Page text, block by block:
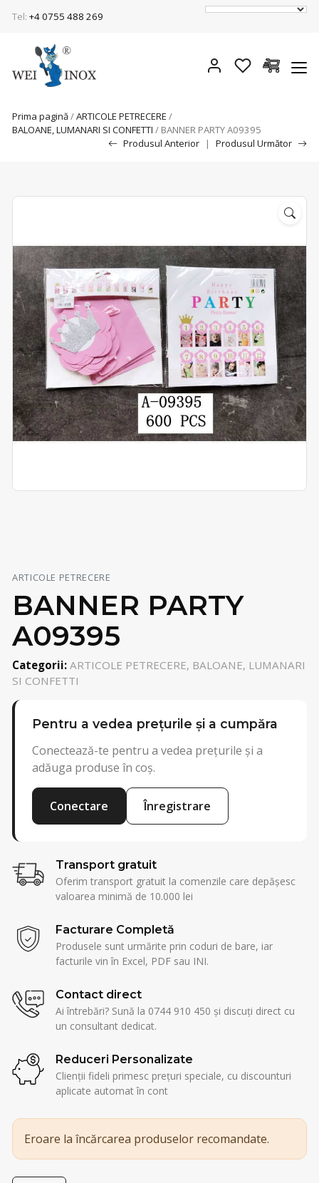
Tel: +4 0755 488 269
Prima pagină/ARTICOLE PETRECERE /
BALOANE, LUMANARI SI CONFETTI / BANNER PARTY A09395
Produsul Anterior
| Produsul Următor
ARTICOLE PETRECERE
BANNER PARTY
A09395
Categorii: ARTICOLE PETRECERE, BALOANE, LUMANARI
SI CONFETTI
Pentru a vedea prețurile și a cumpăra
Conectează-te pentru a vedea prețurile și a
adăuga produse în coș.
Conectare Înregistrare
Transport gratuit
Oferim transport gratuit la comenzile care depășesc
valoarea minimă de 10.000 lei
Facturare Completă
Produsele sunt urmărite prin coduri de bare, iar
facturile vin în Excel, PDF sau INI.
Contact direct
Ai întrebări? Sună la 0744 910 450 și discuți direct cu
un consultant dedicat.
Reduceri Personalizate
Clienții fideli primesc prețuri speciale, cu discounturi
aplicate automat în cont
Eroare la încărcarea produselor recomandate.